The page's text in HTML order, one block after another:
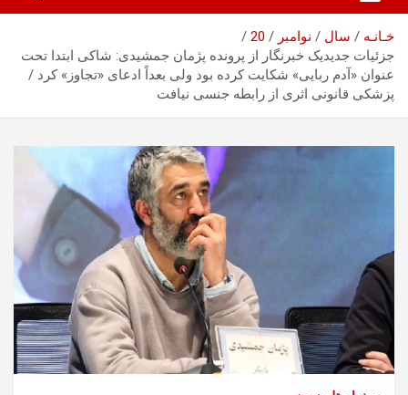
خـانـه سال نوامبر
20
جزئیات جدیدیک خبرنگار از پرونده پژمان جمشیدی: شاکی ابتدا تحت
عنوان «آدم ربایی» شکایت کرده بود ولی بعداً ادعای «تجاوز» کرد /
پزشکی قانونی اثری از رابطه جنسی نیافت